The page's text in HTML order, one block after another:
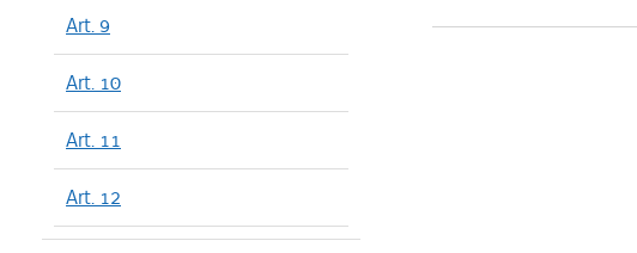
Art. 9
Art. 10
Art. 11
Art. 12